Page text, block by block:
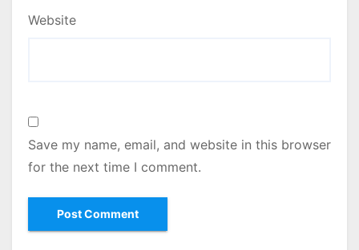
Website
Save my name, email, and website in this browser
for the next time I comment.